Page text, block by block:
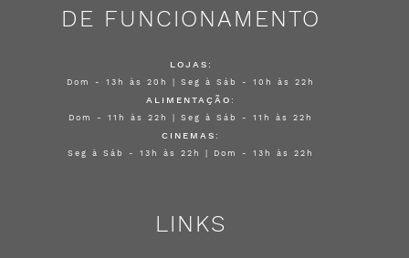
DE FUNCIONAMENTO
LOJAS:
Dom - 13h às 20h | Seg à Sáb - 10h às 22h
ALIMENTAÇÃO:
Dom - 11h às 22h | Seg à Sáb - 11h às 22h
CINEMAS:
Seg à Sáb - 13h às 22h | Dom - 13h às 22h
LINKS